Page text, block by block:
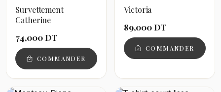
Survettement
Catherine
74,000 DT
COMMANDER
Victoria
89,000 DT
COMMANDER